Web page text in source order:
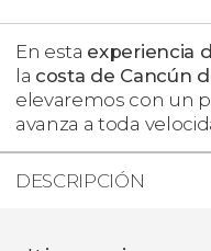
En esta experiencia
la costa de Cancún
elevaremos con un
avanza a toda
DESCRIPCIÓN